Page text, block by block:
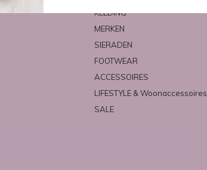
KLEDING
MERKEN
SIERADEN
FOOTWEAR
ACCESSOIRES
LIFESTYLE & Woonaccessoires
SALE